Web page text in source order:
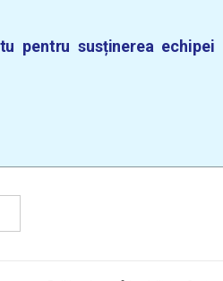
pentru susținerea echipei